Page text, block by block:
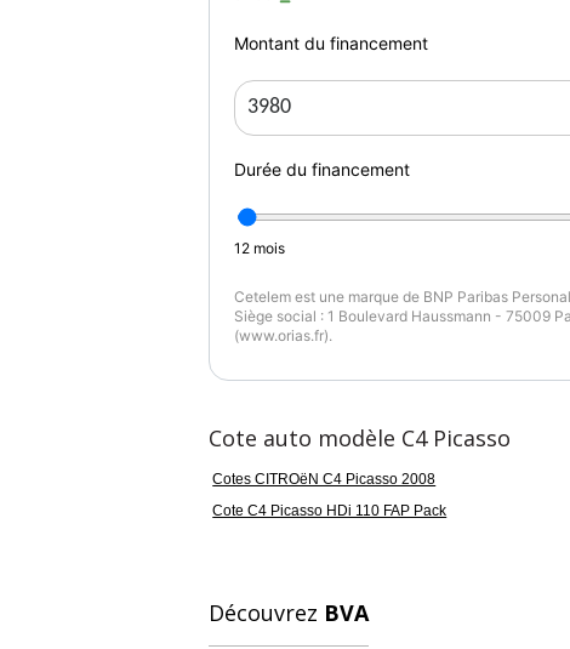
A très bientôt pour un essai
Couleur
Bleu clair
Montant du financement
Durée du financement
12 mois
Cetelem est une marque de BNP Paribas
Siège social : 1 Boulevard Haussmann - 75009
(www.orias.fr).
Cote auto modèle C4 Picasso
Cotes CITROëN C4 Picasso 2008
Cote C4 Picasso HDi 110 FAP Pack
Découvrez BVA